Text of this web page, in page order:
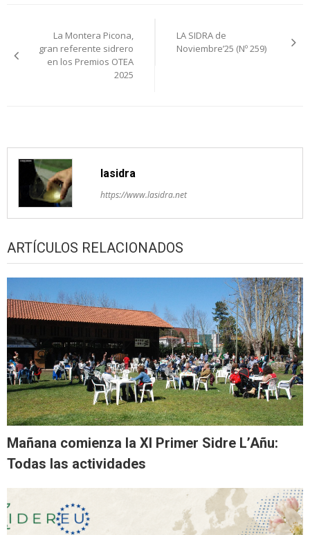
de
entradas
La Montera Picona,
gran referente sidrero
en los Premios OTEA
2025
LA SIDRA de
Noviembre’25 (Nº 259)
lasidra
https://www.lasidra.net
ARTÍCULOS RELACIONADOS
Mañana comienza la XI Primer Sidre L’Añu:
Todas las actividades